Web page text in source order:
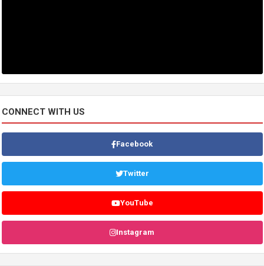
CONNECT WITH US
Facebook
Twitter
YouTube
Instagram